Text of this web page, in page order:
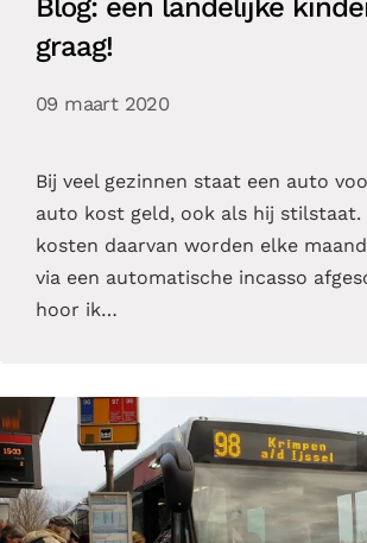
graag!
09 maart 2020
Bij veel gezinnen staat een auto
auto kost geld, ook als hij stilstaat.
kosten daarvan worden elke
via een automatische incasso
hoor ik…